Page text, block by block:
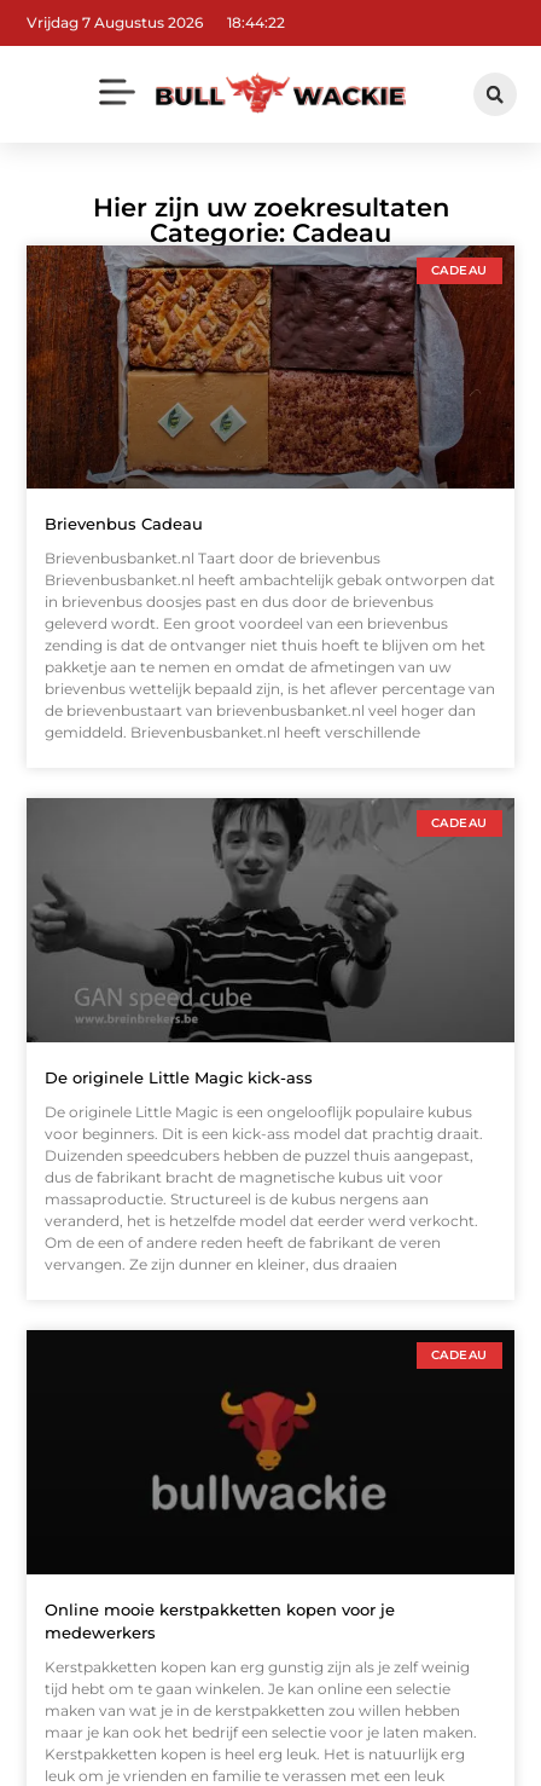
Vrijdag 7 Augustus 2026 18:44:22
Hier zijn uw zoekresultaten
Categorie: Cadeau
CADEAU
Brievenbus Cadeau
Brievenbusbanket.nl Taart door de brievenbus
Brievenbusbanket.nl heeft ambachtelijk gebak ontworpen dat
in brievenbus doosjes past en dus door de brievenbus
geleverd wordt. Een groot voordeel van een brievenbus
zending is dat de ontvanger niet thuis hoeft te blijven om het
pakketje aan te nemen en omdat de afmetingen van uw
brievenbus wettelijk bepaald zijn, is het aflever percentage van
de brievenbustaart van brievenbusbanket.nl veel hoger dan
gemiddeld. Brievenbusbanket.nl heeft verschillende
CADEAU
De originele Little Magic kick-ass
De originele Little Magic is een ongelooflijk populaire kubus
voor beginners. Dit is een kick-ass model dat prachtig draait.
Duizenden speedcubers hebben de puzzel thuis aangepast,
dus de fabrikant bracht de magnetische kubus uit voor
massaproductie. Structureel is de kubus nergens aan
veranderd, het is hetzelfde model dat eerder werd verkocht.
Om de een of andere reden heeft de fabrikant de veren
vervangen. Ze zijn dunner en kleiner, dus draaien
CADEAU
Online mooie kerstpakketten kopen voor je
medewerkers
Kerstpakketten kopen kan erg gunstig zijn als je zelf weinig
tijd hebt om te gaan winkelen. Je kan online een selectie
maken van wat je in de kerstpakketten zou willen hebben
maar je kan ook het bedrijf een selectie voor je laten maken.
Kerstpakketten kopen is heel erg leuk. Het is natuurlijk erg
leuk om je vrienden en familie te verassen met een leuk